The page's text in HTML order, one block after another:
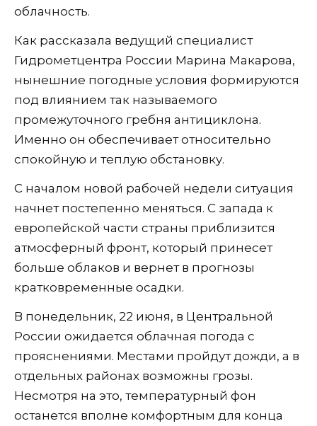
облачность.
Как рассказала ведущий специалист
Гидрометцентра России Марина Макарова,
нынешние погодные условия формируются
под влиянием так называемого
промежуточного гребня антициклона.
Именно он обеспечивает относительно
спокойную и теплую обстановку.
С началом новой рабочей недели ситуация
начнет постепенно меняться. С запада к
европейской части страны приблизится
атмосферный фронт, который принесет
больше облаков и вернет в прогнозы
кратковременные осадки.
В понедельник, 22 июня, в Центральной
России ожидается облачная погода с
прояснениями. Местами пройдут дожди, а в
отдельных районах возможны грозы.
Несмотря на это, температурный фон
останется вполне комфортным для конца